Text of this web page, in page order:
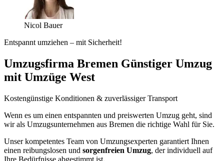
Nicol Bauer
Entspannt umziehen – mit Sicherheit!
Umzugsfirma Bremen Günstiger Umzug
mit Umzüge West
Kostengünstige Konditionen & zuverlässiger Transport
Wenn es um einen entspannten und preiswerten Umzug geht, sind
wir als Umzugsunternehmen aus Bremen die richtige Wahl für Sie.
Unser kompetentes Team von Umzungsexperten garantiert Ihnen
einen reibungslosen und sorgenfreien Umzug, der individuell auf
Ihre Bedürfnisse abgestimmt ist.